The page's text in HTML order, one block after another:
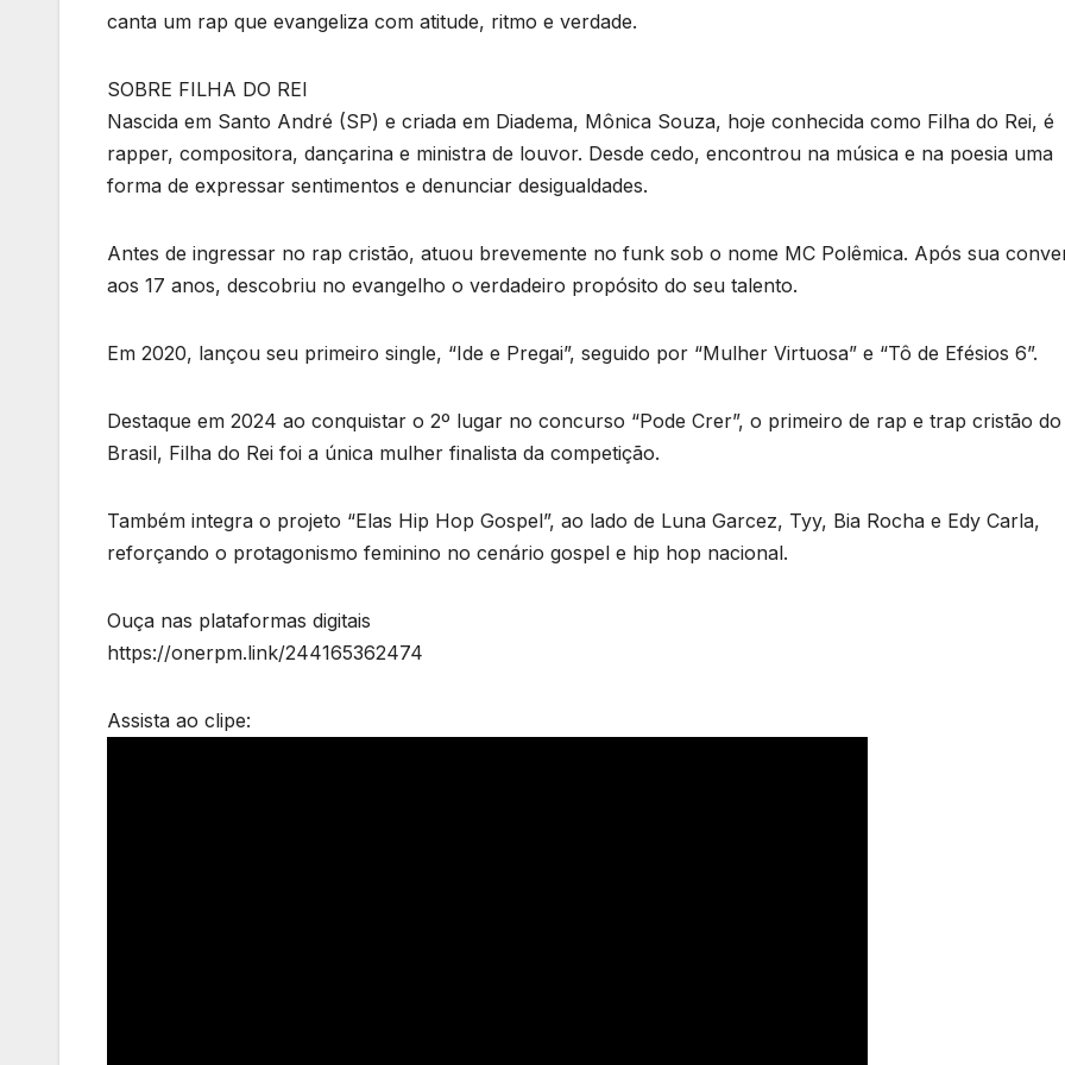
canta um rap que evangeliza com atitude, ritmo e verdade.
SOBRE FILHA DO REI
Nascida em Santo André (SP) e criada em Diadema, Mônica Souza, hoje conhecida como Filha do Rei, é
rapper, compositora, dançarina e ministra de louvor. Desde cedo, encontrou na música e na poesia uma
forma de expressar sentimentos e denunciar desigualdades.
Antes de ingressar no rap cristão, atuou brevemente no funk sob o nome MC Polêmica. Após sua
aos 17 anos, descobriu no evangelho o verdadeiro propósito do seu talento.
Em 2020, lançou seu primeiro single, “Ide e Pregai”, seguido por “Mulher Virtuosa” e “Tô de Efésios 6”.
Destaque em 2024 ao conquistar o 2º lugar no concurso “Pode Crer”, o primeiro de rap e trap cristão do
Brasil, Filha do Rei foi a única mulher finalista da competição.
Também integra o projeto “Elas Hip Hop Gospel”, ao lado de Luna Garcez, Tyy, Bia Rocha e Edy Carla,
reforçando o protagonismo feminino no cenário gospel e hip hop nacional.
Ouça nas plataformas digitais
https://onerpm.link/244165362474
Assista ao clipe: